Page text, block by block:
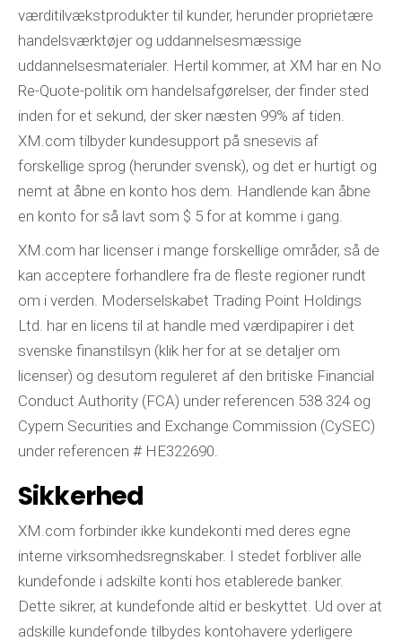
værditilvækstprodukter til kunder, herunder proprietære
handelsværktøjer og uddannelsesmæssige
uddannelsesmaterialer. Hertil kommer, at XM har en No
Re-Quote-politik om handelsafgørelser, der finder sted
inden for et sekund, der sker næsten 99% af tiden.
XM.com tilbyder kundesupport på snesevis af
forskellige sprog (herunder svensk), og det er hurtigt og
nemt at åbne en konto hos dem. Handlende kan åbne
en konto for så lavt som $ 5 for at komme i gang.
XM.com har licenser i mange forskellige områder, så de
kan acceptere forhandlere fra de fleste regioner rundt
om i verden. Moderselskabet Trading Point Holdings
Ltd. har en licens til at handle med værdipapirer i det
svenske finanstilsyn (klik her for at se detaljer om
licenser) og desutom reguleret af den britiske Financial
Conduct Authority (FCA) under referencen 538 324 og
Cypern Securities and Exchange Commission (CySEC)
under referencen # HE322690.
Sikkerhed
XM.com forbinder ikke kundekonti med deres egne
interne virksomhedsregnskaber. I stedet forbliver alle
kundefonde i adskilte konti hos etablerede banker.
Dette sikrer, at kundefonde altid er beskyttet. Ud over at
adskille kundefonde tilbydes kontohavere yderligere